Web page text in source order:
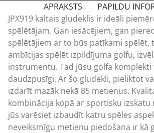
APRAKSTS
PAPILDU
JPX919 kaltais gludeklis ir ideāli
spēlētājam. Gan iesācējiem, gan
spēlētājiem ar to būs patīkami spēlēt,
ambīcijas spēlēt izpildījuma golfu,
instrumentu. Tad jūsu golfa
daudzpusīgi. Ar šo gludekli, pieliktot
izdarīt mazāk nekā 85 metienus.
kombinācija kopā ar sportisku izskatu
jūs varēsiet izbaudīt katru spēles
neveiksmīgu metienu piedošana ir kā